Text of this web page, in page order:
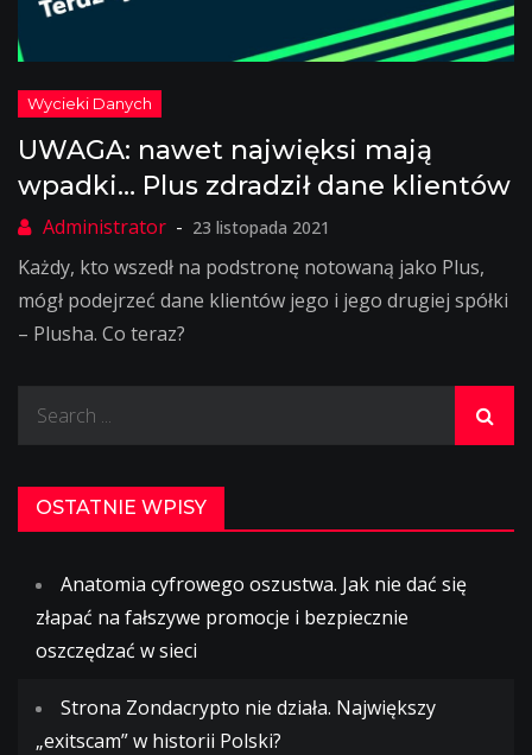
UWAGA: nawet najwięksi mają
wpadki… Plus zdradził dane klientów
23 listopada 2021
Każdy, kto wszedł na podstronę notowaną jako Plus,
mógł podejrzeć dane klientów jego i jego drugiej spółki
– Plusha. Co teraz?
OSTATNIE WPISY
Anatomia cyfrowego oszustwa. Jak nie dać się
złapać na fałszywe promocje i bezpiecznie
oszczędzać w sieci
Strona Zondacrypto nie działa. Największy
„exitscam” w historii Polski?